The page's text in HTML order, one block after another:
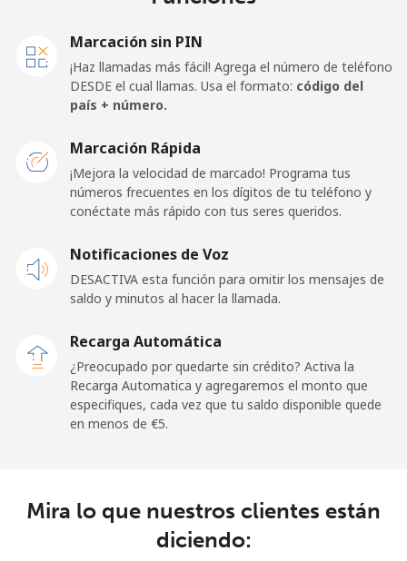
⁦35.9¢⁩ 13 min por ⁦€5⁩ ⁦14¢⁩
Línea fija ⁦20.9¢⁩ 23 min por ⁦€5⁩
⁦22.9¢⁩ 21 min por ⁦€5⁩
Cayman Islands
Celular ⁦26.5¢⁩
Central African Republic
Marcación sin PIN
¡Haz llamadas más fácil! Agrega el número de teléfono
DESDE el cual llamas. Usa el formato: código del
país + número.
Marcación Rápida
¡Mejora la velocidad de marcado! Programa tus
números frecuentes en los dígitos de tu teléfono y
conéctate más rápido con tus seres queridos.
Notificaciones de Voz
DESACTIVA esta función para omitir los mensajes de
saldo y minutos al hacer la llamada.
Recarga Automática
¿Preocupado por quedarte sin crédito? Activa la
Recarga Automatica y agregaremos el monto que
especifiques, cada vez que tu saldo disponible quede
en menos de ⁦€5⁩.
Mira lo que nuestros clientes están
diciendo: